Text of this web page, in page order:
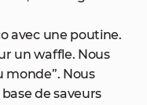
avec une poutine.
un waffle. Nous
monde”. Nous
de saveurs